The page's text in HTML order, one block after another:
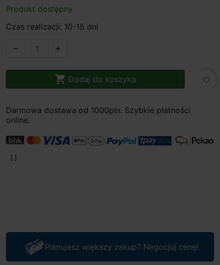
Produkt dostępny
Czas realizacji: 10-15 dni
 
 Dodaj do koszyka favorite_border
Darmowa dostawa od 1000pln. Szybkie płatności
online.
Planujesz większy zakup? Negocjuj cenę!